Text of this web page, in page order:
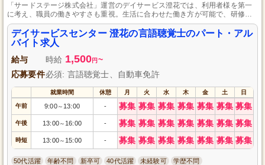
「サードステージ株式会社」運営のデイサービス澄花では、利用者様を第一
に考え、職員の働きやすさも重視。生活に合わせた働き方が可能で、研修制
度は整っており、頑張りは昇給・賞与で還元します。一緒に、利用者様に安
らぎを提供する第二の我が家を創りましょう。
デイサービスセンター 澄花の言語聴覚士のパート・アル
バイト求人
給与 時給 1,500円 ~
応募要件必須: 言語聴覚士、自動車免許
就業時間 休憩 月 火 水 木 金 土 日
午前 9:00～ 13:00 - 募集 募集 募集 募集 募集 募集 募集
午後 13:00～ 16:00 - 募集 募集 募集 募集 募集 募集 募集
時短 13:00～ 15:00 - 募集 募集 募集 募集 募集 募集 募集
50代活躍 年齢不問 新卒可 40代活躍 未経験可 学歴不問